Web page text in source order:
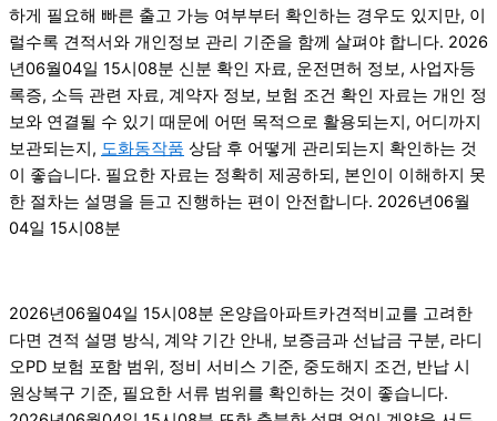
하게 필요해 빠른 출고 가능 여부부터 확인하는 경우도 있지만, 이
럴수록 견적서와 개인정보 관리 기준을 함께 살펴야 합니다. 2026
년06월04일 15시08분 신분 확인 자료, 운전면허 정보, 사업자등
록증, 소득 관련 자료, 계약자 정보, 보험 조건 확인 자료는 개인 정
보와 연결될 수 있기 때문에 어떤 목적으로 활용되는지, 어디까지
보관되는지, 도화동작품 상담 후 어떻게 관리되는지 확인하는 것
이 좋습니다. 필요한 자료는 정확히 제공하되, 본인이 이해하지 못
한 절차는 설명을 듣고 진행하는 편이 안전합니다. 2026년06월
04일 15시08분
2026년06월04일 15시08분 온양읍아파트카견적비교를 고려한
다면 견적 설명 방식, 계약 기간 안내, 보증금과 선납금 구분, 라디
오PD 보험 포함 범위, 정비 서비스 기준, 중도해지 조건, 반납 시
원상복구 기준, 필요한 서류 범위를 확인하는 것이 좋습니다.